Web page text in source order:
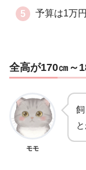
予算は1万
全高が170㎝～
モモ